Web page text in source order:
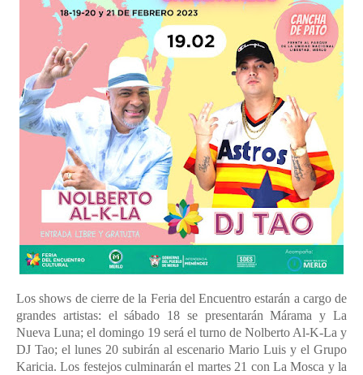
Los shows de cierre de la Feria del Encuentro estarán a cargo de
grandes artistas: el sábado 18 se presentarán Márama y La
Nueva Luna; el domingo 19 será el turno de Nolberto Al-K-La y
DJ Tao; el lunes 20 subirán al escenario Mario Luis y el Grupo
Karicia. Los festejos culminarán el martes 21 con La Mosca y la